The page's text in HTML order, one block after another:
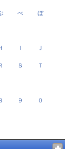
べ ぼ
Ｉ Ｊ
Ｓ Ｔ
９ ０